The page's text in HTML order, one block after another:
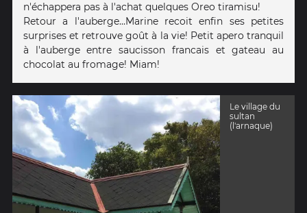
n'échappera pas à l'achat quelques Oreo tiramisu!
Retour a l'auberge...Marine recoit enfin ses petites
surprises et retrouve goût à la vie! Petit apero tranquil
à l'auberge entre saucisson francais et gateau au
chocolat au fromage! Miam!
Le village du
sultan
(l'arnaque)